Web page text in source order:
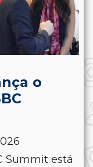
o
Summit está